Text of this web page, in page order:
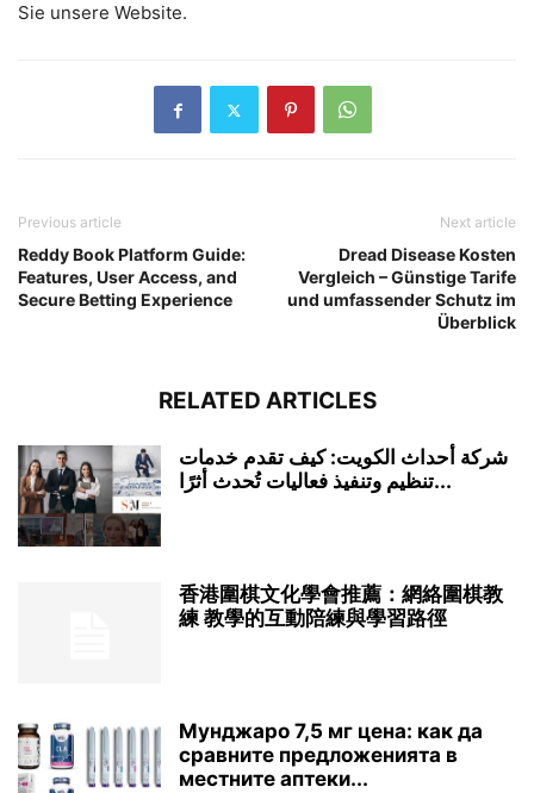
Sie unsere Website.
Previous article
Reddy Book Platform Guide:
Features, User Access, and
Secure Betting Experience
Next article
Dread Disease Kosten
Vergleich – Günstige Tarife
und umfassender Schutz im
Überblick
RELATED ARTICLES
شركة أحداث الكويت: كيف تقدم خدمات
تنظيم وتنفيذ فعاليات تُحدث أثرًا...
香港圍棋文化學會推薦：網絡圍棋教
練 教學的互動陪練與學習路徑
Мунджаро 7,5 мг цена: как да
сравните предложенията в
местните аптеки...